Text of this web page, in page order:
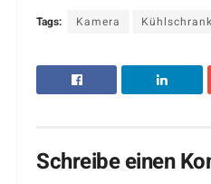
Tags: Kamera Kühlschrank
Schreibe einen